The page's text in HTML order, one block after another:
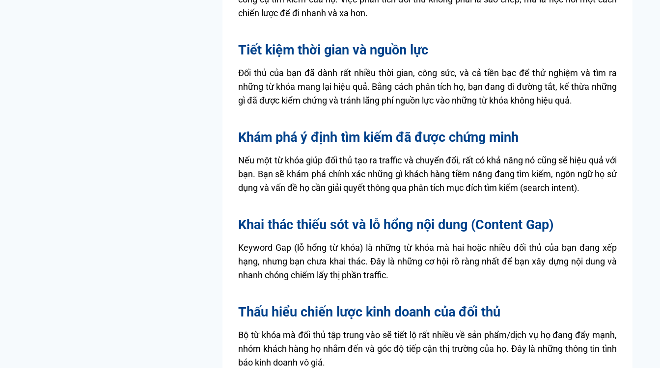
chiến lược để đi nhanh và xa hơn.
Tiết kiệm thời gian và nguồn lực
Đối thủ của bạn đã dành rất nhiều thời gian, công sức, và cả tiền bạc để thử nghiệm và tìm ra
những từ khóa mang lại hiệu quả. Bằng cách phân tích họ, bạn đang đi đường tắt, kế thừa những
gì đã được kiểm chứng và tránh lãng phí nguồn lực vào những từ khóa không hiệu quả.
Khám phá ý định tìm kiếm đã được chứng minh
Nếu một từ khóa giúp đối thủ tạo ra traffic và chuyển đổi, rất có khả năng nó cũng sẽ hiệu quả với
bạn. Bạn sẽ khám phá chính xác những gì khách hàng tiềm năng đang tìm kiếm, ngôn ngữ họ sử
dụng và vấn đề họ cần giải quyết thông qua phân tích mục đích tìm kiếm (search intent).
Khai thác thiếu sót và lỗ hổng nội dung (Content Gap)
Keyword Gap (lỗ hổng từ khóa) là những từ khóa mà hai hoặc nhiều đối thủ của bạn đang xếp
hạng, nhưng bạn chưa khai thác. Đây là những cơ hội rõ ràng nhất để bạn xây dựng nội dung và
nhanh chóng chiếm lấy thị phần traffic.
Thấu hiểu chiến lược kinh doanh của đối thủ
Bộ từ khóa mà đối thủ tập trung vào sẽ tiết lộ rất nhiều về sản phẩm/dịch vụ họ đang đẩy mạnh,
nhóm khách hàng họ nhắm đến và góc độ tiếp cận thị trường của họ. Đây là những thông tin tình
báo kinh doanh vô giá.